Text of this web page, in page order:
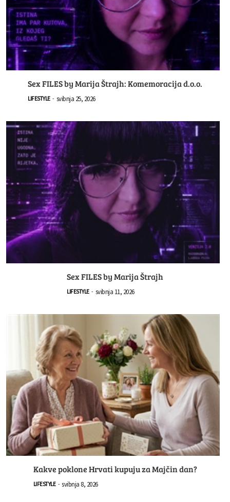
Sex FILES by Marija Štrajh: Komemoracija d.o.o.
LIFESTYLE - svibnja 25, 2026
Sex FILES by Marija Štrajh
LIFESTYLE - svibnja 11, 2026
Kakve poklone Hrvati kupuju za Majčin dan?
LIFESTYLE - svibnja 8, 2026